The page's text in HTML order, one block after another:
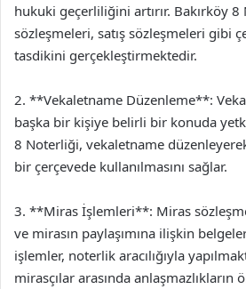
hukuki geçerliliğini artırır. Bakırköy
sözleşmeleri, satış sözleşmeleri gibi
tasdikini gerçekleştirmektedir.
2. **Vekaletname Düzenleme**:
başka bir kişiye belirli bir konuda
8 Noterliği, vekaletname
bir çerçevede kullanılmasını sağlar.
3. **Miras İşlemleri**: Miras
ve mirasın paylaşımına ilişkin
işlemler, noterlik aracılığıyla
mirasçılar arasında anlaşmazlıkların